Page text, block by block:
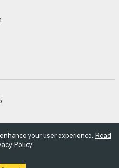
your user experience. Read
Policy